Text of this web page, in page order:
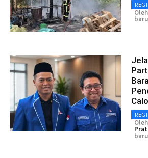
Oleh
Oleh